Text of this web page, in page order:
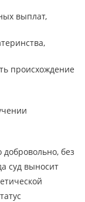
выплат,
происхождение
без
суд выносит